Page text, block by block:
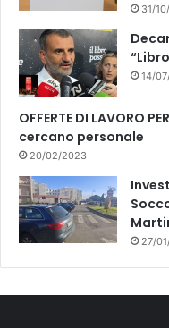
31/
14/
OFFERTE DI LAVORO
cercano personale
20/02/2023
27/